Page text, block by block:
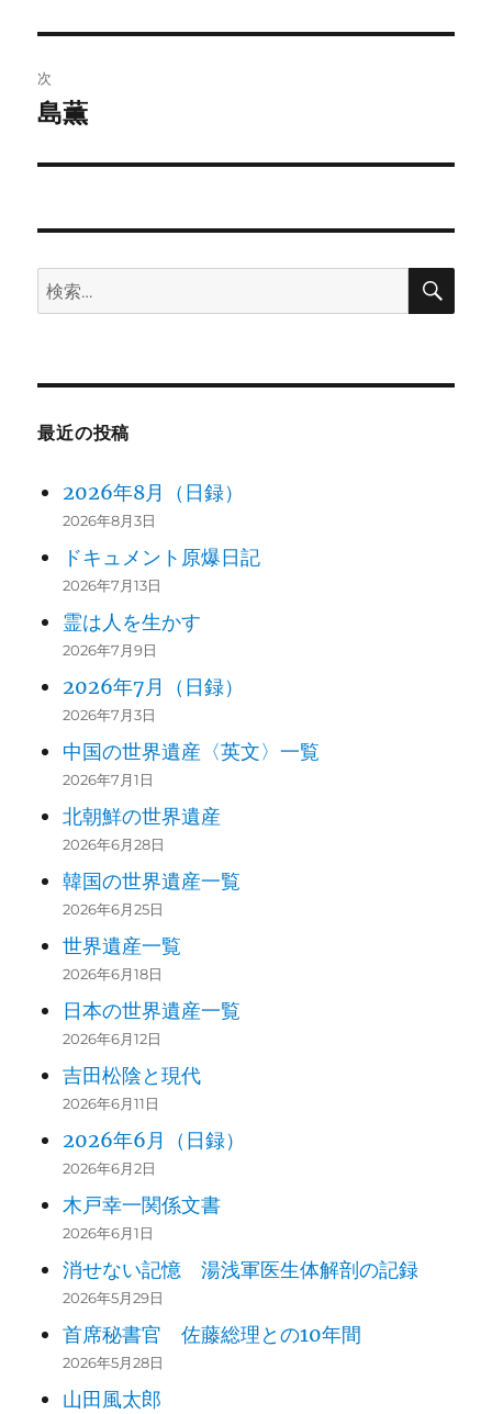
ビ
ゲ
ー
ン
投
稿:
次
次
投
島薫
検
索:
検
最近の投稿
2026年8月（日録）
2026年8月3日
ドキュメント原爆日記
2026年7月13日
霊は人を生かす
2026年7月9日
2026年7月（日録）
2026年7月3日
中国の世界遺産〈英文〉一覧
2026年7月1日
北朝鮮の世界遺産
2026年6月28日
韓国の世界遺産一覧
2026年6月25日
世界遺産一覧
2026年6月18日
日本の世界遺産一覧
2026年6月12日
吉田松陰と現代
2026年6月11日
2026年6月（日録）
2026年6月2日
木戸幸一関係文書
2026年6月1日
消せない記憶 湯浅軍医生体解剖の記録
2026年5月29日
首席秘書官 佐藤総理との10年間
2026年5月28日
山田風太郎